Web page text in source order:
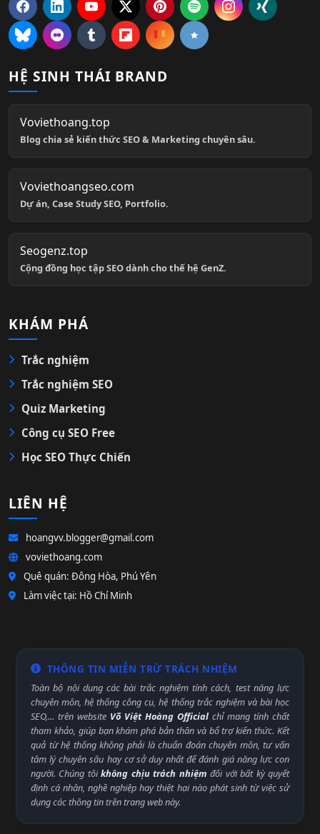
HỆ SINH THÁI BRAND
Voviethoang.top
Blog chia sẻ kiến thức SEO & Marketing chuyên sâu.
Voviethoangseo.com
Dự án, Case Study SEO, Portfolio.
Seogenz.top
Cộng đồng học tập SEO dành cho thế hệ GenZ.
KHÁM PHÁ
Trắc nghiệm
Trắc nghiệm SEO
Quiz Marketing
Công cụ SEO Free
Học SEO Thực Chiến
LIÊN HỆ
hoangvv.blogger@gmail.com
voviethoang.com
Quê quán: Đông Hòa, Phú Yên
Làm việc tại: Hồ Chí Minh
THÔNG TIN MIỄN TRỪ TRÁCH NHIỆM
Toàn bộ nội dung các bài trắc nghiệm tính cách, test năng lực
chuyên môn, hệ thống công cụ, hệ thống trắc nghiệm và bài học
SEO,... trên website Võ Việt Hoàng Official chỉ mang tính chất
tham khảo, giúp bạn khám phá bản thân và bổ trợ kiến thức. Kết
quả từ hệ thống không phải là chuẩn đoán chuyên môn, tư vấn
tâm lý chuyên sâu hay cơ sở duy nhất để đánh giá năng lực con
người. Chúng tôikhông chịu trách nhiệm đối với bất kỳ quyết
định cá nhân, nghề nghiệp hay thiệt hại nào phát sinh từ việc sử
dụng các thông tin trên trang web này.